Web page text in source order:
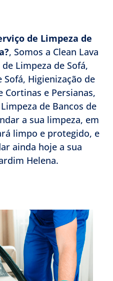
de Limpeza de
, Somos a Clean Lava
Limpeza de Sofá,
Higienização de
Cortinas e Persianas,
de Bancos de
a sua limpeza, em
limpo e protegido, e
ainda hoje a sua
Helena.